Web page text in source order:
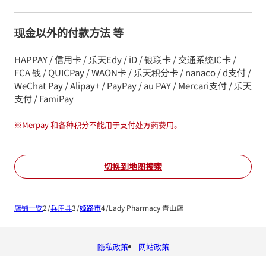
现金以外的付款方法 等
HAPPAY / 信用卡 / 乐天Edy / iD / 银联卡 / 交通系统IC卡 /
FCA 钱 / QUICPay / WAON卡 / 乐天积分卡 / nanaco / d支付 /
WeChat Pay / Alipay+ / PayPay / au PAY / Mercari支付 / 乐天
支付 / FamiPay
※Merpay 和各种积分不能用于支付处方药费用。
切换到地图搜索
店铺一览 兵库县 姬路市 Lady Pharmacy 青山店
隐私政策 网站政策